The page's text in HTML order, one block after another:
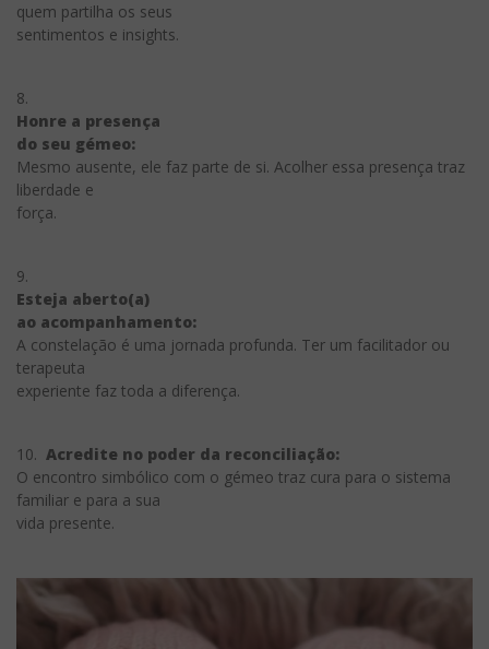
quem partilha os seus
sentimentos e insights.
8.
Honre a presença
do seu gémeo:
Mesmo ausente, ele faz parte de si. Acolher essa presença traz
liberdade e
força.
9.
Esteja aberto(a)
ao acompanhamento:
A constelação é uma jornada profunda. Ter um facilitador ou
terapeuta
experiente faz toda a diferença.
10. Acredite no poder da reconciliação:
O encontro simbólico com o gémeo traz cura para o sistema
familiar e para a sua
vida presente.